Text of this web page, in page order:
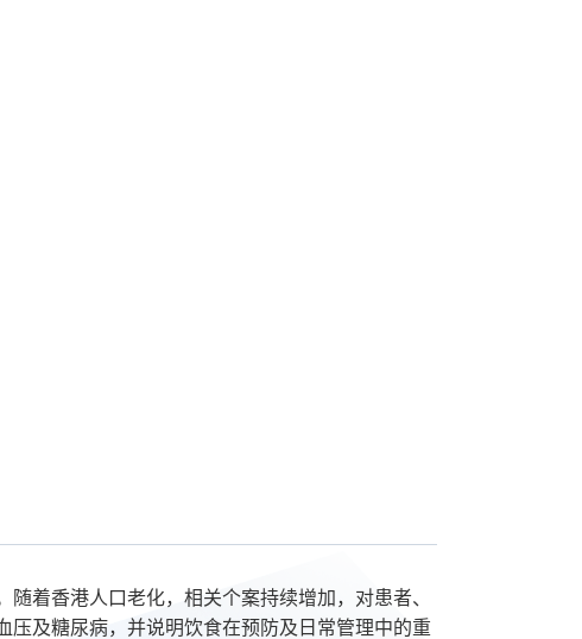
着香港人口老化，相关个案持续增加，对患者、
及糖尿病，并说明饮食在预防及日常管理中的重